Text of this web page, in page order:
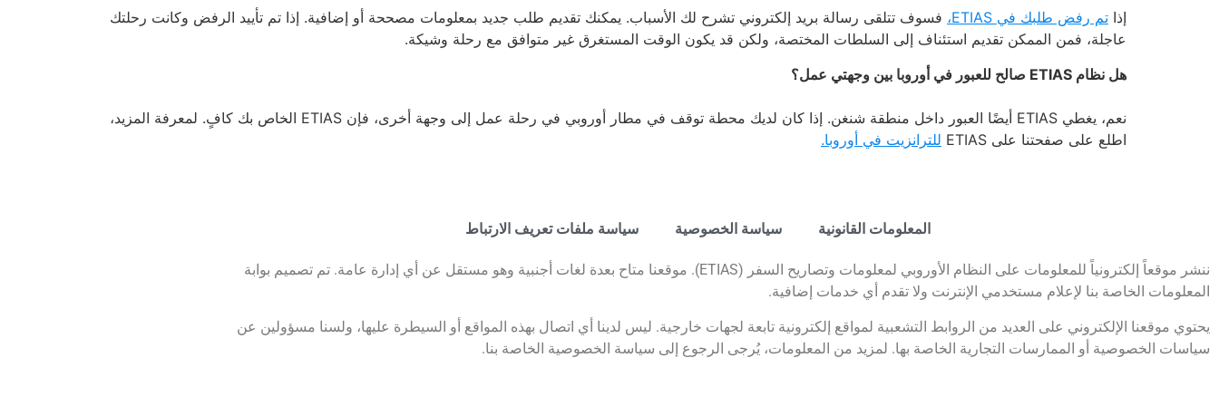
إذا تم رفض طلبك في ETIAS،
فسوف تتلقى رسالة بريد إلكتروني تشرح لك الأسباب. يمكنك تقديم طلب جديد بمعلومات مصححة أو إضافية. إذا تم تأييد الرفض وكانت رحلتك
عاجلة، فمن الممكن تقديم استئناف إلى السلطات المختصة، ولكن قد يكون الوقت المستغرق غير متوافق مع رحلة وشيكة.
هل نظام ETIAS صالح للعبور في أوروبا بين وجهتي عمل؟
نعم، يغطي ETIAS أيضًا العبور داخل منطقة شنغن. إذا كان لديك محطة توقف في مطار أوروبي في رحلة عمل إلى وجهة أخرى، فإن ETIAS الخاص بك كافٍ. لمعرفة المزيد،
اطلع على صفحتنا على ETIAS
للترانزيت في أوروبا.
المعلومات القانونية سياسة الخصوصية سياسة ملفات تعريف الارتباط
ننشر موقعاً إلكترونياً للمعلومات على النظام الأوروبي لمعلومات وتصاريح السفر (ETIAS). موقعنا متاح بعدة لغات أجنبية وهو مستقل عن أي إدارة عامة. تم تصميم بوابة
المعلومات الخاصة بنا لإعلام مستخدمي الإنترنت ولا تقدم أي خدمات إضافية.
يحتوي موقعنا الإلكتروني على العديد من الروابط التشعبية لمواقع إلكترونية تابعة لجهات خارجية. ليس لدينا أي اتصال بهذه المواقع أو السيطرة عليها، ولسنا مسؤولين عن
سياسات الخصوصية أو الممارسات التجارية الخاصة بها. لمزيد من المعلومات، يُرجى الرجوع إلى سياسة الخصوصية الخاصة بنا.